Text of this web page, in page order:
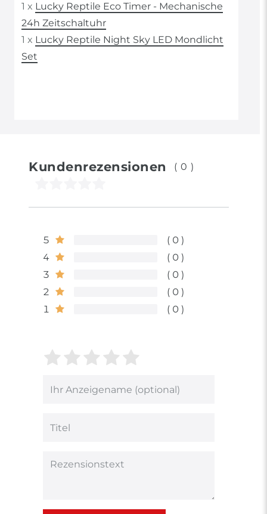
1 x Lucky Reptile Eco Timer - Mechanische
24h Zeitschaltuhr
1 x Lucky Reptile Night Sky LED Mondlicht
Set
Kundenrezensionen (0)
5
0
4
0
3
0
2
0
1
0
Bewertungssterne
von
4
von
3
2
von
1
von
Bewertungssternen
Anzeigename
Rezensionstext